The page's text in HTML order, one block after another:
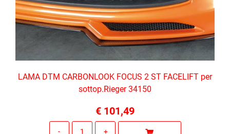
LAMA DTM CARBONLOOK FOCUS 2 ST FACELIFT per
sottop.Rieger 34150
€ 101,49